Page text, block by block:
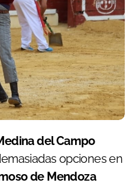
del Campo
opciones en
de Mendoza